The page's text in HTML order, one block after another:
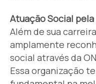
Atuação Social pela
Além de sua
amplamente
social através da
Essa organização